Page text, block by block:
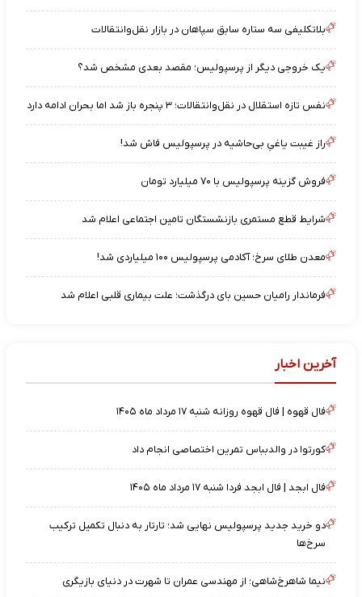
بلاتکلیفی سه ستاره سابق سپاهان در بازار نقل‌وانتقالات
یک خروجی دیگر از پرسپولیس؛ مقصد بعدی مشخص شد؟
نفس تازه استقلال در نقل‌وانتقالات؛ ۳ پنجره باز شد اما بحران ادامه دارد
راز غیبت یاغیِ بی‌حاشیه در پرسپولیس فاش شد!
فروش گزینه پرسپولیس با ۷۰ میلیارد تومان
شرایط قطع مستمری بازنشستگان تامین اجتماعی اعلام شد
معدن طلای سرخ؛ آکادمی پرسپولیس ۱۰۰ میلیاردی شد!
فرماندار رامیان حسین بای درگذشت؛ علت بیماری قلبی اعلام شد
آخرین اخبار
فال قهوه | فال قهوه روزانه شنبه ۱۷ مرداد ماه ۱۴۰۵
کورتوا در والدبباس تمرین اختصاصی انجام داد
فال ابجد | فال ابجد فردا شنبه ۱۷ مرداد ماه ۱۴۰۵
دو خرید جدید پرسپولیس نهایی شد؛ تارتار به دنبال تکمیل ترکیب
سرخ‌ها
نیما شاهرخ‌شاهی؛ از مهندسی عمران تا شهرت در دنیای بازیگری